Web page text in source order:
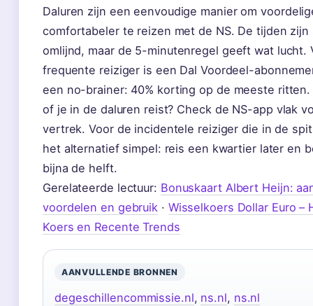
Daluren zijn een eenvoudige manier om
comfortabeler te reizen met de NS. De tijden zijn
omlijnd, maar de 5-minutenregel geeft wat lucht.
frequente reiziger is een Dal Voordeel-
een no-brainer: 40% korting op de meeste ritten.
of je in de daluren reist? Check de NS-app vlak
vertrek. Voor de incidentele reiziger die in de
het alternatief simpel: reis een kwartier later en
bijna de helft.
Gerelateerde lectuur: Bonuskaart Albert Heijn:
voordelen en gebruik · Wisselkoers Dollar Euro –
Koers en Recente Trends
AANVULLENDE BRONNEN
degeschillencommissie.nl, ns.nl, ns.nl